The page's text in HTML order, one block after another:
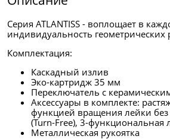
Серия ATLANTISS - воплощает в
индивидуальность
Комплектация:
Каскадный излив
Эко-картридж 35 мм
Переключатель с
Аксессуары в комплекте:
функцией вращения лейки
(Turn-Free), 3-функциональная
Металлическая рукоятка